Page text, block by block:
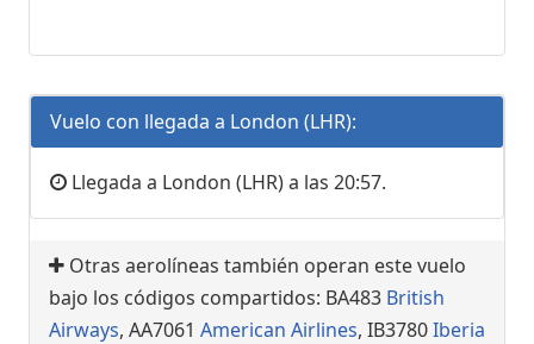
Vuelo con llegada a London (LHR):
Llegada a London (LHR) a las 20:57.
Otras aerolíneas también operan este vuelo
bajo los códigos compartidos: BA483 British
Airways, AA7061 American Airlines, IB3780Iberia